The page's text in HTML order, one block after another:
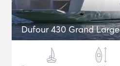
Dufour 430 Grand Large